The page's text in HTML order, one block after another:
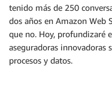
tenido más de 250
dos años en Amazon Web
que no. Hoy, profundizaré
aseguradoras innovadoras
procesos y datos.